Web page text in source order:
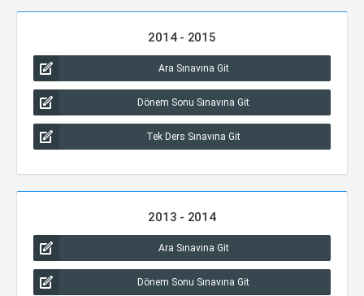
2014 - 2015
Ara Sınavına Git
Dönem Sonu Sınavına Git
Tek Ders Sınavına Git
2013 - 2014
Ara Sınavına Git
Dönem Sonu Sınavına Git